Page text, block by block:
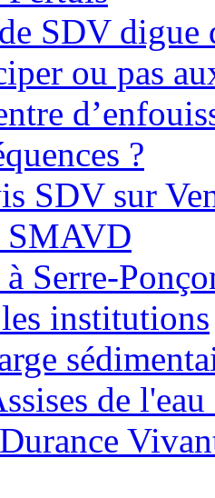
SDV digue
ou pas
?
SDV sur
SMAVD
Serre-
institutions
de